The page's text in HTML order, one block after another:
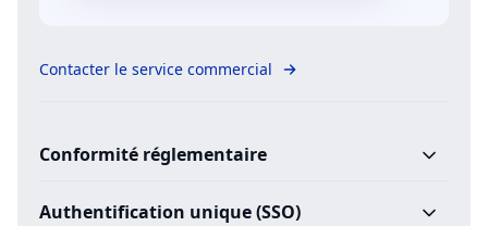
Contacter le service commercial
Conformité réglementaire
Authentification unique (SSO)